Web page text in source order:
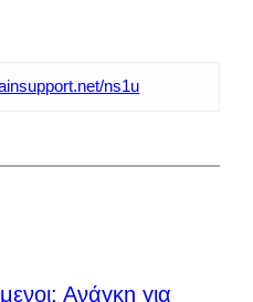
ns1u
Ανάγκη για